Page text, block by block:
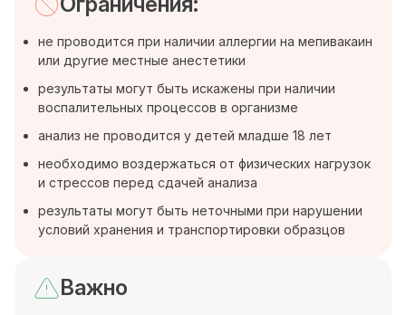
не проводится при наличии аллергии на мепивакаин
или другие местные анестетики
результаты могут быть искажены при наличии
воспалительных процессов в организме
анализ не проводится у детей младше 18 лет
необходимо воздержаться от физических нагрузок
и стрессов перед сдачей анализа
результаты могут быть неточными при нарушении
условий хранения и транспортировки образцов
Важно